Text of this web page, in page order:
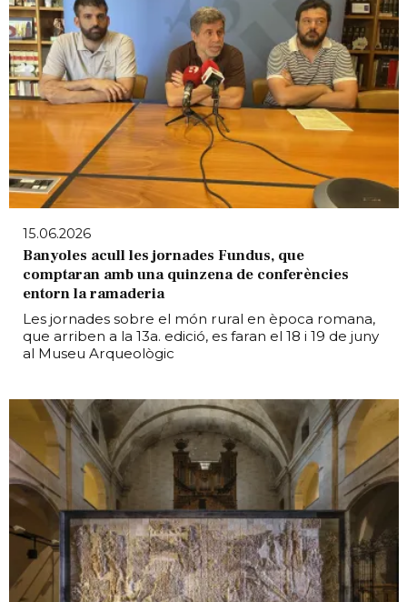
15.06.2026
Banyoles acull les jornades Fundus, que
comptaran amb una quinzena de conferències
entorn la ramaderia
Les jornades sobre el món rural en època romana,
que arriben a la 13a. edició, es faran el 18 i 19 de juny
al Museu Arqueològic